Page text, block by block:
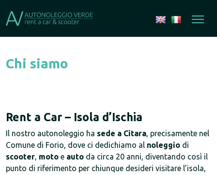
Chi siamo
Rent a Car – Isola d’Ischia
Il nostro autonoleggio ha sede a Citara, precisamente nel
Comune di Forio, dove ci dedichiamo al noleggio di
scooter, moto e auto da circa 20 anni, diventando così il
punto di riferimento per chiunque desideri visitare l’isola,